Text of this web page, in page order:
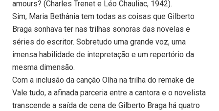
amours? (Charles Trenet e Léo Chauliac, 1942).
Sim, Maria Bethânia tem todas as coisas que Gilberto
Braga sonhava ter nas trilhas sonoras das novelas e
séries do escritor. Sobretudo uma grande voz, uma
imensa habilidade de intepretação e um repertório da
mesma dimensão.
Com a inclusão da canção Olha na trilha do remake de
Vale tudo, a afinada parceria entre a cantora e o novelista
transcende a saída de cena de Gilberto Braga há quatro